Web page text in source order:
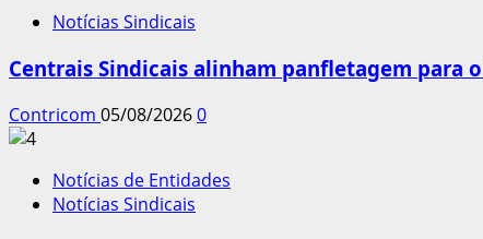
Notícias Sindicais
Centrais Sindicais alinham panfletagem para
Contricom 05/08/20260
Notícias de Entidades
Notícias Sindicais